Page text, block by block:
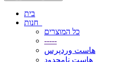
בית
כל המוצרים
-----
هاست وردپرس
هاست نامحدود